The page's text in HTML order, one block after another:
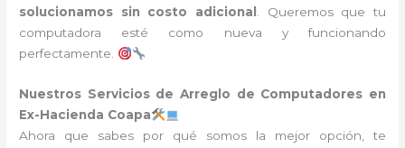
solucionamos sin costo adicional . Queremos que tu
computadora esté como nueva y funcionando
perfectamente.
Nuestros Servicios de Arreglo de Computadores en
Ex-Hacienda Coapa
Ahora que sabes por qué somos la mejor opción, te